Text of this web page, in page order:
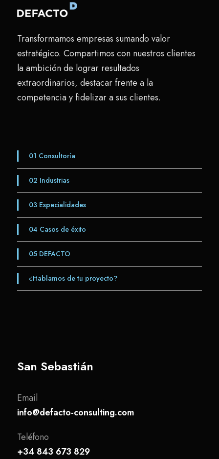
Transformamos empresas sumando valor
estratégico. Compartimos con nuestros clientes
la ambición de lograr resultados
extraordinarios, destacar frente a la
competencia y fidelizar a sus clientes.
01 Consultoría
02 Industrias
03 Especialidades
04 Casos de éxito
05 DEFACTO
¿Hablamos de tu proyecto?
San Sebastián
Email
info@defacto-consulting.com
Teléfono
+34 843 673 829